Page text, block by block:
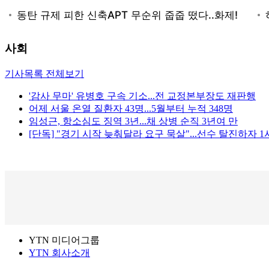
사회
기사목록 전체보기
'감사 무마' 유병호 구속 기소...전 교정본부장도 재판행
어제 서울 온열 질환자 43명...5월부터 누적 348명
임성근, 항소심도 징역 3년...채 상병 순직 3년여 만
[단독] "경기 시작 늦춰달라 요구 묵살"...선수 탈진하자 1
YTN 미디어그룹
YTN 회사소개